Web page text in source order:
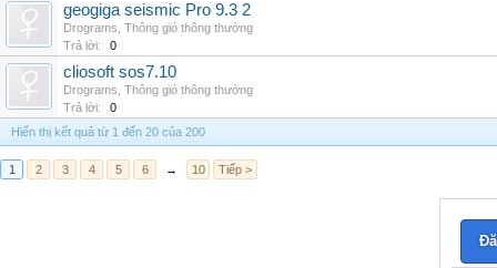
geogiga seismic Pro 9.3 2
Drograms Thông gió thông thường
Trả lời:
0
cliosoft sos7.10
Drograms Thông gió thông thường
Trả lời:
0
Hiển thị kết quả từ 1 đến 20 của 200
1 2 3 4 5 6 → 10 Tiếp >